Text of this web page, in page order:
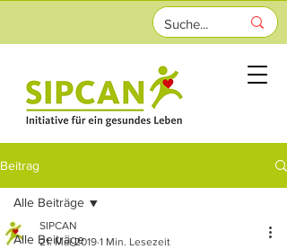
Beitrag
Alle Beiträge
Alle Beiträge
SIPCAN
21. Mai 2019 1 Min. Lesezeit